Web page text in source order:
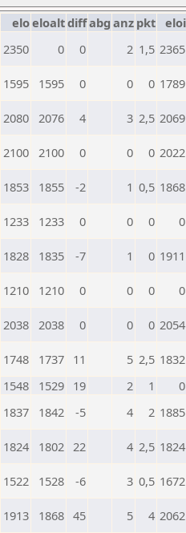
eloeloaltdiffabg anz pkt eloi
2350 0 0 2 1,5 2365
1595 1595 0 0 0 1789
2080 2076 4 3 2,5 2069
2100 2100 0 0 0 2022
1853 1855 -2 1 0,5 1868
1233 1233 0 0 0 0
1828 1835 -7 1 0 1911
1210 1210 0 0 0 0
2038 2038 0 0 0 2054
1748 1737 11 5 2,5 1832
1548 1529 19 2 1
0
1837 1842 -5 4 2 1885
1824 1802 22 4 2,5 1824
1522 1528 -6 3 0,5 1672
1913 1868 45 5 4 2062